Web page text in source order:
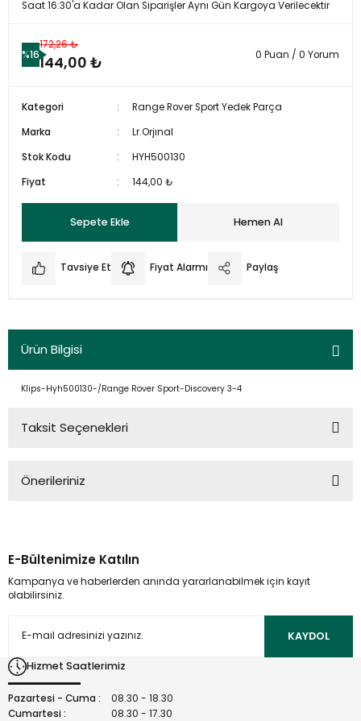
Saat 16:30'a Kadar Olan Siparişler Aynı Gün Kargoya Verilecektir
%16
172,26 ₺
144,00 ₺ 0 Puan / 0 Yorum
Kategori
Range Rover Sport Yedek Parça
Marka
Lr.Orjınal
Stok Kodu
HYH500130
Fiyat
144,00 ₺
Sepete Ekle Hemen Al
Tavsiye Et Fiyat Alarmı Paylaş
Ürün Bilgisi
Klips-Hyh500130-/Range Rover Sport-Discovery 3-4
Taksit Seçenekleri
Önerileriniz
kullanarak tarafımıza iletebilirsiniz.
Görüş ve önerileriniz için teşekkür ederiz.
Ürün açıklamasında eksik bilgiler bulunuyor.
Bu ürüne benzer farklı alternatifler olmalı.
E-Bültenimize Katılın
Kampanya ve haberlerden anında yararlanabilmek için kayıt
olabilirsiniz.
KAYDOL
Hizmet Saatlerimiz
Pazartesi - Cuma :
08.30 - 18.30
Cumartesi :
08.30 - 17.30